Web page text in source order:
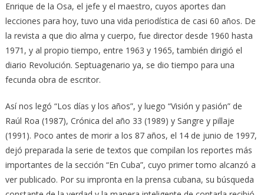
Enrique de la Osa, el jefe y el maestro, cuyos aportes dan
lecciones para hoy, tuvo una vida periodística de casi 60 años. De
la revista a que dio alma y cuerpo, fue director desde 1960 hasta
1971, y al propio tiempo, entre 1963 y 1965, también dirigió el
diario Revolución. Septuagenario ya, se dio tiempo para una
fecunda obra de escritor.
Así nos legó “Los días y los años”, y luego “Visión y pasión” de
Raúl Roa (1987), Crónica del año 33 (1989) y Sangre y pillaje
(1991). Poco antes de morir a los 87 años, el 14 de junio de 1997,
dejó preparada la serie de textos que compilan los reportes más
importantes de la sección “En Cuba”, cuyo primer tomo alcanzó a
ver publicado. Por su impronta en la prensa cubana, su búsqueda